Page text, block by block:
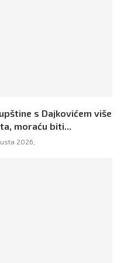
s Dajkovićem više
moraću biti...
2026,